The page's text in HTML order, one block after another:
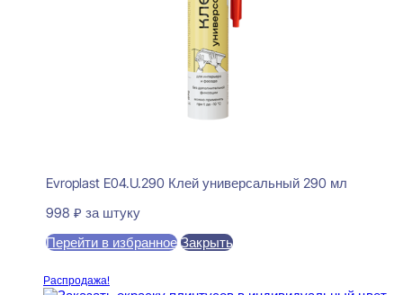
Evroplast E04.U.290 Клей универсальный 290 мл
998 ₽ за штуку
Перейти в избранное Закрыть
Распродажа!